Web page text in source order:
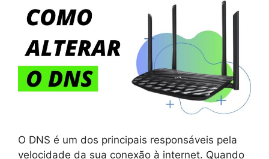
O DNS é um dos principais responsáveis pela
velocidade da sua conexão à internet. Quando